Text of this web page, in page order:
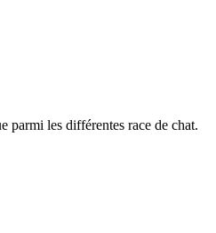
parmi les différentes race de chat.